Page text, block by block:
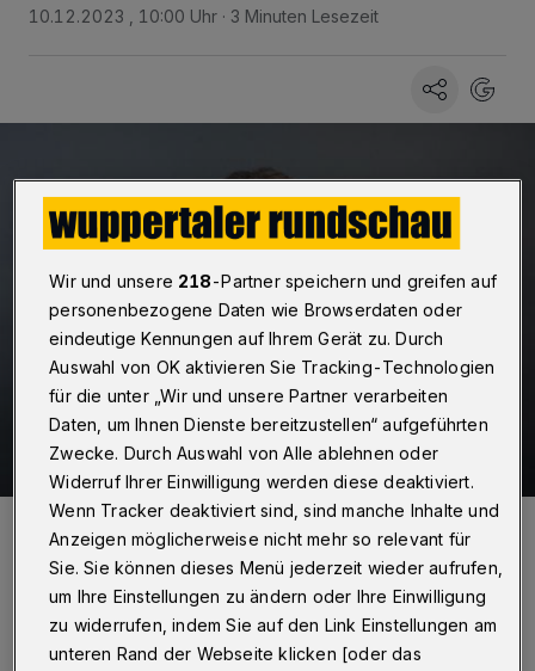
10.12.2023 , 10:00 Uhr 3 Minuten Lesezeit
Roderich Trapp.
Foto: Wuppertaler Rundschau/Max Höllwarth
Wir und unsere 218-Partner speichern und greifen auf
personenbezogene Daten wie Browserdaten oder
eindeutige Kennungen auf Ihrem Gerät zu. Durch
Auswahl von OK aktivieren Sie Tracking-Technologien
für die unter „Wir und unsere Partner verarbeiten
Daten, um Ihnen Dienste bereitzustellen“ aufgeführten
Zwecke. Durch Auswahl von Alle ablehnen oder
Widerruf Ihrer Einwilligung werden diese deaktiviert.
Wenn Tracker deaktiviert sind, sind manche Inhalte und
Anzeigen möglicherweise nicht mehr so relevant für
Sie. Sie können dieses Menü jederzeit wieder aufrufen,
um Ihre Einstellungen zu ändern oder Ihre Einwilligung
zu widerrufen, indem Sie auf den Link Einstellungen am
unteren Rand der Webseite klicken [oder das